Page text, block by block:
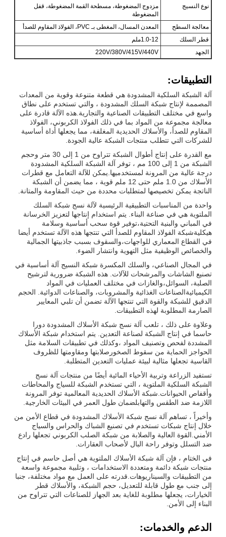
نوع النسيج
مزدوج المضغوطة، مسطحة القمة المضغوطة، قفل
المضغوطة
معالجة السطح
المعدن المسال، المغطى بـ PVC، الفولاذ المقاوم للصدأ
قطر السلك
1.0-12ملم
الجهد
220V/380V/415V/440V
التطبيقات:
آلة الشبكة السلكية المشدودة هي قطعة متنوعة وقوية من المعدات
المصممة لإنتاج شبكة السلك المشدودة ، والتي تستخدم على نطاق
واسع في مختلف التطبيقات الصناعية والتجارية.هذه الآلة قادرة على
معالجة مجموعة من المواد بما في ذلك الفولاذ الكربوني، الفولاذ
المقاوم للصدأ، والأسلاك الحديدية المغلفة، مما يجعلها أداة أساسية
للشركات التي تتطلب منتجات الشبكة عالية الجودة.
مع القدرة على إنتاج أطوال الشبكة تتراوح من 1 إلى 30 متر وحجم
الشبكة من 1 إلى 100 مم ، توفر آلة الشبكة السلكية المشدودة
درجة عالية من المرونة لمستخدميها.يمكن للآلة التعامل مع قطرات
الأسلاك من 1.0 ملم حتى 12 ملم قوية ، مما يضمن أن الشبكة
الناتجة يمكن تخصيصها لمتطلبات محددة من حيث المقاومة والمتانة.
واحدة من المناسبات التطبيقية الرئيسية لآلة نسج شبكة السلك
الملتوية هي في صناعة البناء. يتم استخدام إنتاجها لتعزيز الخرسانة
في المباني والبنية التحتية،توفير قوة سحب أساسية وسلامة
هيكليةشبكة الفولاذ المقاوم للصدأ التي تنتجها هذه الآلة تستخدم أيضا
في القطاع المعماري للواجهات،والسقوف بسبب جاذبيتها الجمالية
والخصائص الوظيفية مثل التهوية وانتشار الضوء.
في المجال الصناعي، والسلك المكسرة شبكة النسيج آلة أساسية في
تصنيع الشاشات والمرشحات للآلات. هذه الشبكة ضرورية لترشيح
الصلبة، السوائل،والغازات في مختلف العمليات في المواد
الكيميائيةالصناعات الغذائية والمشروبات، والصناعات الدوائية. الحجم
الدقيق للشبكة والقوة التي تنتجها الآلة تضمن أن تلبي المعايير
الصارمة المطلوبة لهذه التطبيقات.
وعلاوة على ذلك ، تلعب آلة نسج شبكة الأسلاك المشدودة دورا
حاسما في إنتاج الشبكة لصناعة التعدين. يتم استخدام شبكة الأسلاك
المشددة لفحص وتصنيف المواد ،وكذلك في تطبيقات السلامة مثل
الحواجز الحماية من سقوط الصخورصلابتها ومقاومتها للظروف
القاسية تجعلها مثالية لبيئة عمليات التعدين المتطلبة.
تستفيد الزراعة وتربية الأحياء المائية أيضًا من منتجات آلة نسج
الشبكة السلكية الملتوية ، التي تستخدم الشبكة للسياج والمحاطات
وأقفاص الحيوانات.شبكة الأسلاك الحديدية المعالمية توفر المرونة
اللازمة ضد الطقس والتهابلضمان طول العمر في البيئات الخارجية.
وأخيراً ، تساهم آلة نسج شبكة الأسلاك المشدودة في قطاع الأمن من
خلال إنتاج شبكات تستخدم في تصنيع الشباك والحراس والسياج
الأمني.القوة العالية والصلابة من شبكة الصلب الكربوني تجعلها رادع
ضد التسلل وتوفر راحة البال لأصحاب العقارات.
في الختام ، فإن آلة شبكة الأسلاك الملتوية هي أصل حاسم في إنتاج
منتجات شبكة دائمة ومتعددة الاستخدامات ، وتلبية مجموعة واسعة
من التطبيقات والسيناريوهات.قدرته على العمل مع مواد مختلفة، جنبا
إلى جنب مع طول قابلة للتعديل، حجم الشبكة، والأسلاك قطر
الخيارات، يجعلها مطلوبة للغاية بعد الجهاز للصناعات التي تتراوح من
البناء إلى الأمن.
الدعم والخدمات: